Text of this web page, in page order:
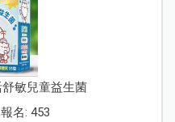
舒敏兒童益生菌
名: 453